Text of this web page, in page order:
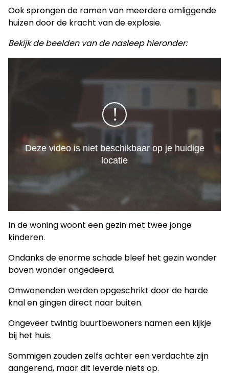
Ook sprongen de ramen van meerdere omliggende
huizen door de kracht van de explosie.
Bekijk de beelden van de nasleep hieronder:
In de woning woont een gezin met twee jonge
kinderen.
Ondanks de enorme schade bleef het gezin wonder
boven wonder ongedeerd.
Omwonenden werden opgeschrikt door de harde
knal en gingen direct naar buiten.
Ongeveer twintig buurtbewoners namen een kijkje
bij het huis.
Sommigen zouden zelfs achter een verdachte zijn
aangerend, maar dit leverde niets op.